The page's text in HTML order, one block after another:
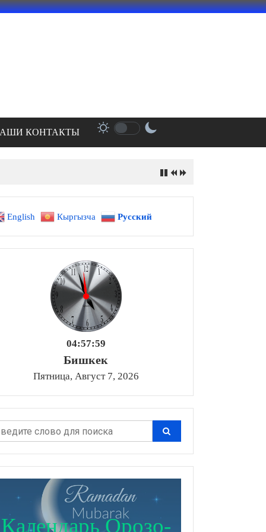
КОНТАКТЫ
English Кыргызча Русский
04:57:59
Бишкек
Пятница, Август 7, 2026
Календарь Орозо-